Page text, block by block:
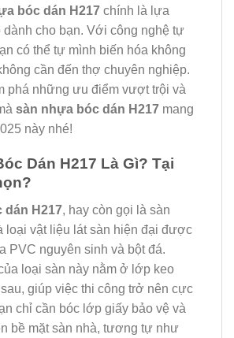
bóc dán H217 chính là lựa
dành cho bạn. Với công nghệ tự
có thể tự mình biến hóa không
cần đến thợ chuyên nghiệp.
phá những ưu điểm vượt trội và
sàn nhựa bóc dán H217 mang
này nhé!
Dán H217 Là Gì? Tại
dán H217, hay còn gọi là sàn
loại vật liệu lát sàn hiện đại được
PVC nguyên sinh và bột đá.
loại sàn này nằm ở lớp keo
giúp việc thi công trở nên cực
chỉ cần bóc lớp giấy bảo vệ và
bề mặt sàn nhà, tương tự như